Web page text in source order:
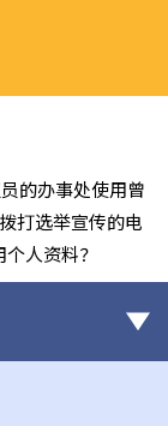
的办事处使用曾
打选举宣传的电
人资料？